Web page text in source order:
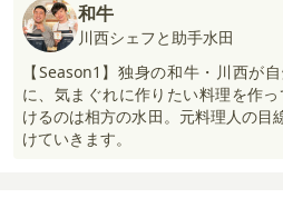
和牛
川西シェフと助手水田
【Season1】独身の和牛・川西が
に、気まぐれに作りたい料理を作
けるのは相方の水田。元料理人の目
けていきます。